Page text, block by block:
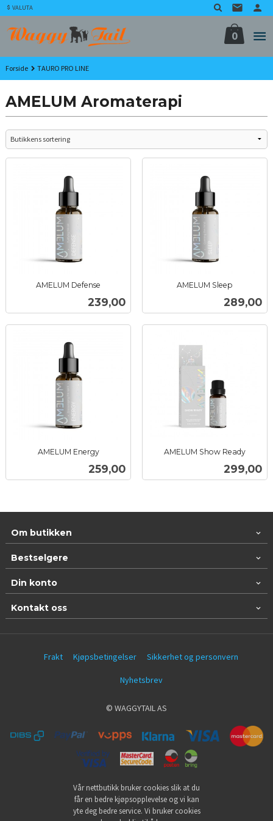
Gå
til
innholdet
VALUTA
0
Forside TAURO PRO LINE
AMELUM Aromaterapi
AMELUM Defense
Pris
239,00
AMELUM Sleep
Pris
289,00
AMELUM Energy
Pris
259,00
AMELUM Show Ready
Pris
299,00
Om butikken
Bestselgere
Din konto
Kontakt oss
Frakt Kjøpsbetingelser Sikkerhet og personvern
Nyhetsbrev
© WAGGYTAIL AS
Vår nettbutikk bruker cookies slik at du
får en bedre kjøpsopplevelse og vi kan
yte deg bedre service. Vi bruker cookies